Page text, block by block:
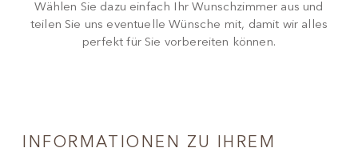
Wählen Sie dazu einfach Ihr Wunschzimmer aus und
teilen Sie uns eventuelle Wünsche mit, damit wir alles
perfekt für Sie vorbereiten können.
INFORMATIONEN ZU IHREM